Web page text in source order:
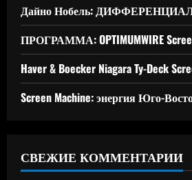
Дайно Нобель:
ПРОГРАММА: OPTIMUMWIRE
Haver & Boecker Niagara Ty-Deck
Screen Machine: энергия Юго-
СВЕЖИЕ КОММЕНТАРИИ